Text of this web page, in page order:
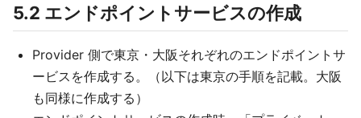
5.2 エンドポイントサービスの作成
Provider 側で東京・大阪それぞれのエンドポイントサ
ービスを作成する。（以下は東京の手順を記載。大阪
も同様に作成する）